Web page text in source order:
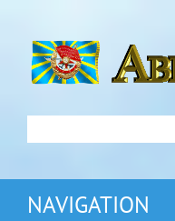
NAVIGATION